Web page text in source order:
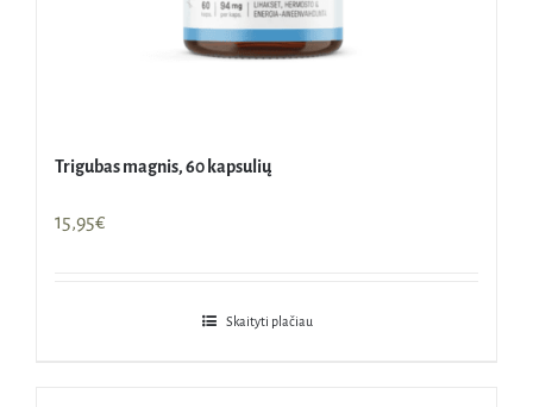
Trigubas magnis, 60 kapsulių
15,95€
Skaityti plačiau